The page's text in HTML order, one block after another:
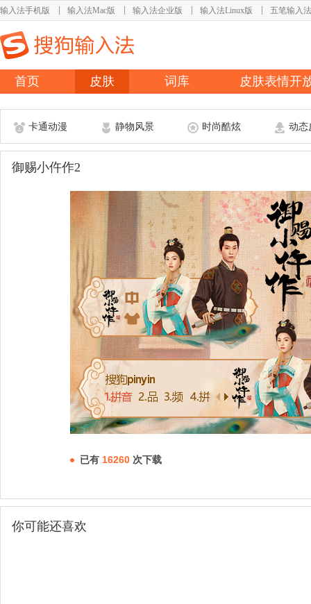
输入法手机版 输入法Mac版 输入法企业版 输入法Linux版 五笔输入法
首页 皮肤 词库 皮肤表情开
卡通动漫 静物风景 时尚酷炫 动态
御赐小仵作2
已有 16260 次下载
你可能还喜欢